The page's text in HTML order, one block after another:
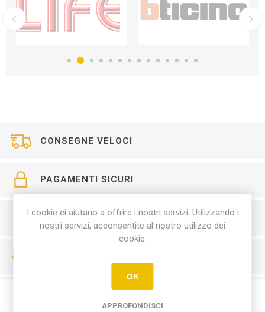
CONSEGNE VELOCI
PAGAMENTI SICURI
SERVIZIO CLIENTI
I cookie ci aiutano a offrire i nostri servizi. Utilizzando i
nostri servizi, acconsentite al nostro utilizzo dei
cookie.
OK
APPROFONDISCI